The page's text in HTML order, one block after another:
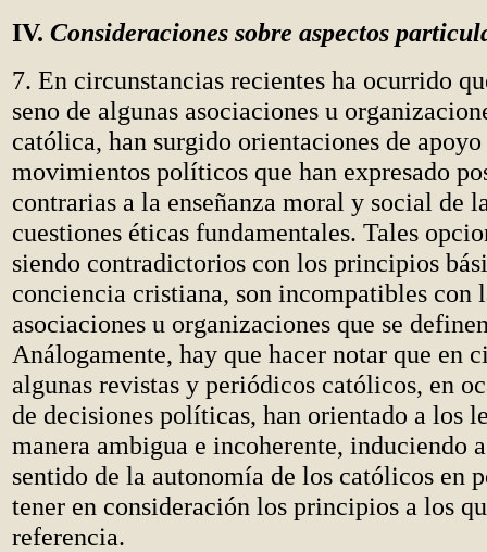
IV. Consideraciones sobre aspectos
7. En circunstancias recientes ha ocurrido
seno de algunas asociaciones u
católica, han surgido orientaciones de
movimientos políticos que han expresado
contrarias a la enseñanza moral y social de
cuestiones éticas fundamentales. Tales
siendo contradictorios con los principios
conciencia cristiana, son incompatibles con
asociaciones u organizaciones que se
Análogamente, hay que hacer notar que en
algunas revistas y periódicos católicos, en
de decisiones políticas, han orientado a los
manera ambigua e incoherente, induciendo
sentido de la autonomía de los católicos en
tener en consideración los principios a los
referencia.